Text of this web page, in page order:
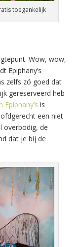
toegankelijk
Wow, wow,
Epiphany’s
zelfs zó goed dat
gereserveerd heb
is
een niet
overbodig, de
dat je bij de